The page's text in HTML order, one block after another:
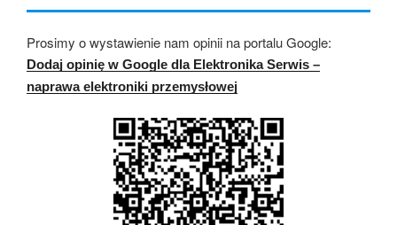
Prosimy o wystawienie nam opinii na portalu Google:
Dodaj opinię w Google dla Elektronika Serwis –
naprawa elektroniki przemysłowej